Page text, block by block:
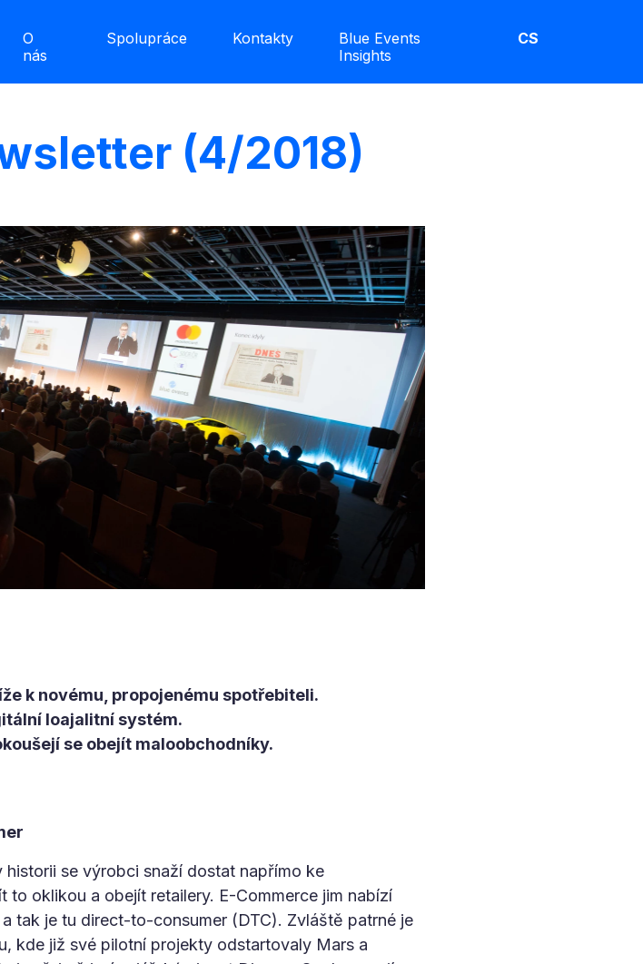
O
nás
Spolupráce Kontakty
Blue Events
Insights
CS
(4/2018)
k novému, propojenému spotřebiteli.
loajalitní systém.
se obejít maloobchodníky.
historii se výrobci snaží dostat napřímo ke
to oklikou a obejít retailery. E-Commerce jim nabízí
tak je tu direct-to-consumer (DTC). Zvláště patrné je
kde již své pilotní projekty odstartovaly Mars a